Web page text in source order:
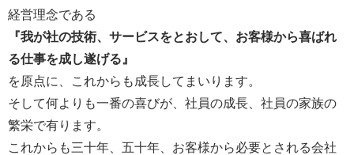
経営理念である
『我が社の技術、サービスをとおして、お客様から喜ばれ
る仕事を成し遂げる』
を原点に、これからも成長してまいります。
そして何よりも一番の喜びが、社員の成長、社員の家族の
繁栄で有ります。
これからも三十年、五十年、お客様から必要とされる会社